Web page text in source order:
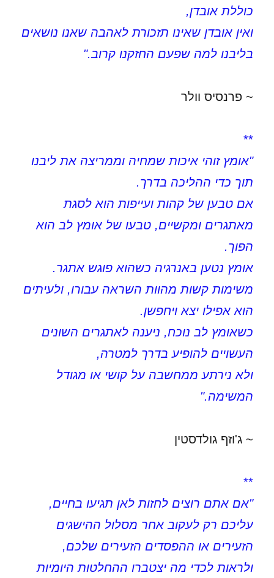
כוללת אובדן,
ואין אובדן שאינו תזכורת לאהבה שאנו נושאים
בליבנו למה שפעם החזקנו קרוב."
~ פרנסיס וולר
**
"אומץ זוהי איכות שמחיה וממריצה את ליבנו
תוך כדי ההליכה בדרך.
אם טבען של קהות ועייפות הוא לסגת
מאתגרים ומקשיים, טבעו של אומץ לב הוא
הפוך.
אומץ נטען באנרגיה כשהוא פוגש אתגר.
משימות קשות מהוות השראה עבורו, ולעיתים
הוא אפילו יצא ויחפשן.
כשאומץ לב נוכח, ניענה לאתגרים השונים
העשויים להופיע בדרך למטרה,
ולא נירתע ממחשבה על קושי או מגודל
המשימה."
~ ג'וזף גולדסטין
**
"אם אתם רוצים לחזות לאן תגיעו בחיים,
עליכם רק לעקוב אחר מסלול ההישגים
הזעירים או ההפסדים הזעירים שלכם,
ולראות לכדי מה יצטברו ההחלטות היומיות